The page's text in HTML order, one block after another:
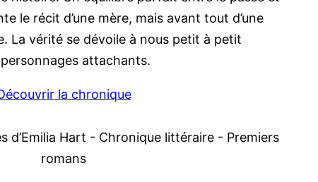
le récit d’une mère, mais avant tout d’une
La vérité se dévoile à nous petit à petit
attachants.
la chronique